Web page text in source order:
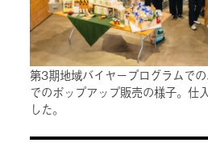
第3期地域バイヤープログラムで
でのポップアップ販売の様子。仕
した。